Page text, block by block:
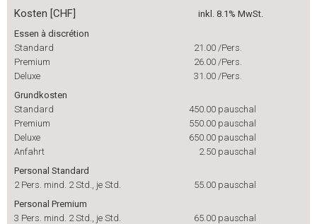
Kosten [CHF]
inkl. 8.1% MwSt.
Essen à discrétion
Standard
21.00 /Pers.
Premium
26.00 /Pers.
Deluxe
31.00 /Pers.
Grundkosten
Standard
450.00 pauschal
Premium
550.00 pauschal
Deluxe
650.00 pauschal
Anfahrt
2.50 pauschal
Personal Standard
2 Pers. mind. 2 Std., je Std.
55.00 pauschal
Personal Premium
3 Pers. mind. 2 Std., je Std.
65.00 pauschal